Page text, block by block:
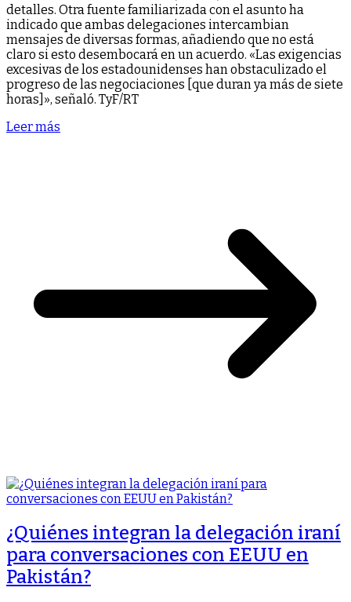
detalles. Otra fuente familiarizada con el asunto ha
indicado que ambas delegaciones intercambian
mensajes de diversas formas, añadiendo que no está
claro si esto desembocará en un acuerdo. «Las exigencias
excesivas de los estadounidenses han obstaculizado el
progreso de las negociaciones [que duran ya más de siete
horas]», señaló. TyF/RT
Leer más
¿Quiénes integran la delegación iraní
para conversaciones con EEUU en
Pakistán?